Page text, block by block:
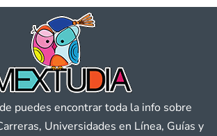
puedes encontrar toda la info sobre
Universidades en Línea, Guías y